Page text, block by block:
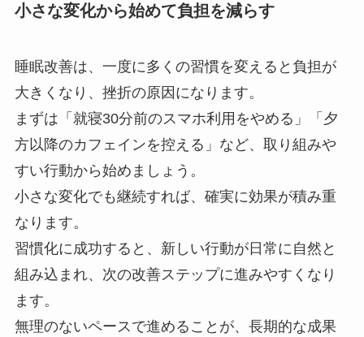
小さな変化から始めて負担を減らす
睡眠改善は、一度に多くの習慣を変えると負担が
大きくなり、挫折の原因になります。
まずは「就寝30分前のスマホ利用をやめる」「夕
方以降のカフェインを控える」など、取り組みや
すい行動から始めましょう。
小さな変化でも継続すれば、確実に効果が積み重
なります。
習慣化に成功すると、新しい行動が日常に自然と
組み込まれ、次の改善ステップに進みやすくなり
ます。
無理のないペースで進めることが、長期的な成果